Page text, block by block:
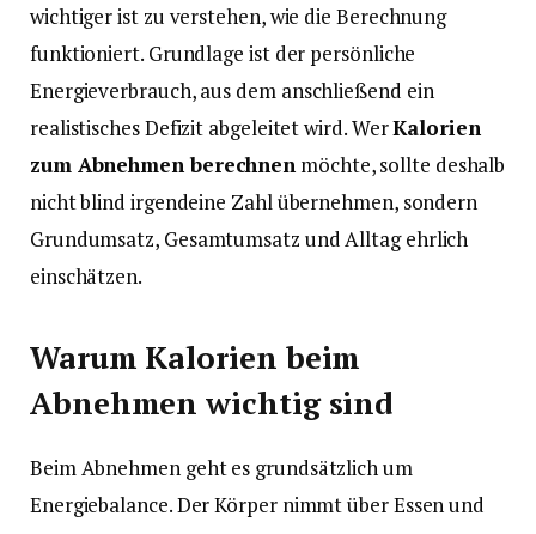
wichtiger ist zu verstehen, wie die Berechnung
funktioniert. Grundlage ist der persönliche
Energieverbrauch, aus dem anschließend ein
realistisches Defizit abgeleitet wird. WerKalorien
zum Abnehmen berechnen möchte, sollte deshalb
nicht blind irgendeine Zahl übernehmen, sondern
Grundumsatz, Gesamtumsatz und Alltag ehrlich
einschätzen.
Warum Kalorien beim
Abnehmen wichtig sind
Beim Abnehmen geht es grundsätzlich um
Energiebalance. Der Körper nimmt über Essen und